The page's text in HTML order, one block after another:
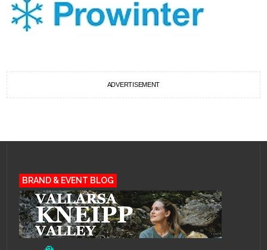
ADVERTISEMENT
BRAND & EVENT BLOG